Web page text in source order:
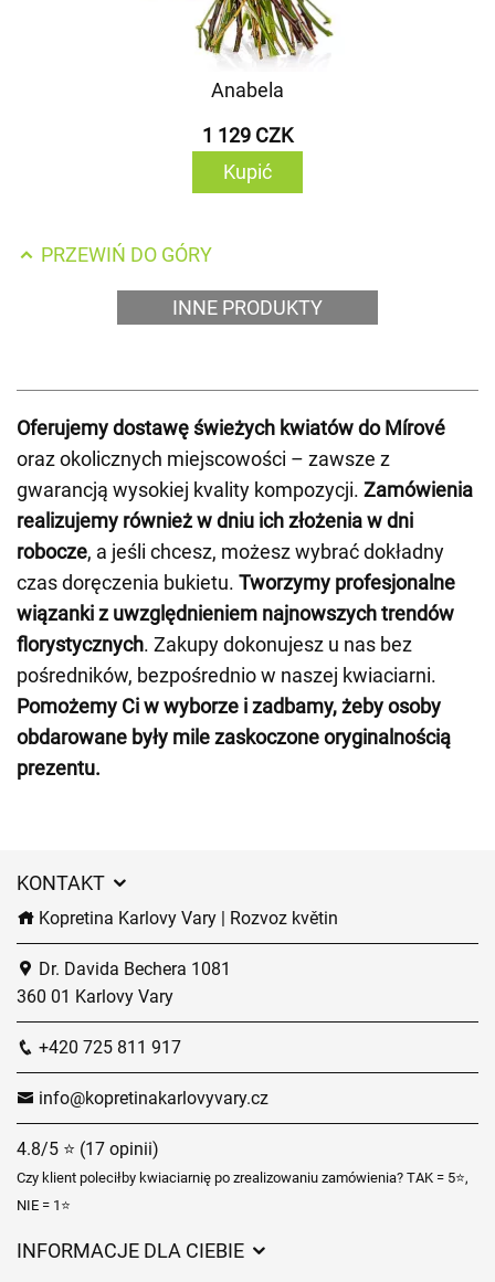
Anabela
1 129 CZK
Kupić
PRZEWIŃ DO GÓRY
INNE PRODUKTY
Oferujemy dostawę świeżych kwiatów do Mírové
oraz okolicznych miejscowości – zawsze z
gwarancją wysokiej kvality kompozycji. Zamówienia
realizujemy również w dniu ich złożenia w dni
robocze, a jeśli chcesz, możesz wybrać dokładny
czas doręczenia bukietu. Tworzymy profesjonalne
wiązanki z uwzględnieniem najnowszych trendów
florystycznych. Zakupy dokonujesz u nas bez
pośredników, bezpośrednio w naszej kwiaciarni.
Pomożemy Ci w wyborze i zadbamy, żeby osoby
obdarowane były mile zaskoczone oryginalnością
prezentu.
KONTAKT
Kopretina Karlovy Vary | Rozvoz květin
Dr. Davida Bechera 1081
360 01 Karlovy Vary
+420 725 811 917
info@kopretinakarlovyvary.cz
4.8/5 ⭐ (17 opinii)
Czy klient poleciłby kwiaciarnię po zrealizowaniu zamówienia? TAK = 5⭐,
NIE = 1⭐
INFORMACJE DLA CIEBIE